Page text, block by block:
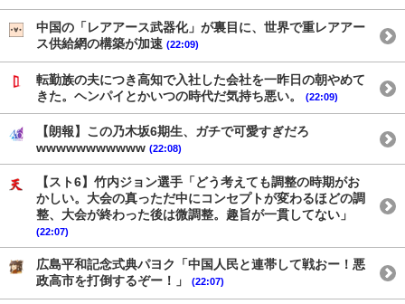
中国の「レアアース武器化」が裏目に、世界で重レアアー
ス供給網の構築が加速 (22:09)
転勤族の夫につき高知で入社した会社を一昨日の朝やめて
きた。ヘンパイとかいつの時代だ気持ち悪い。
(22:09)
【朗報】この乃木坂6期生、ガチで可愛すぎだろ
wwwwwwwwwww (22:08)
【スト6】竹内ジョン選手「どう考えても調整の時期がお
かしい。大会の真っただ中にコンセプトが変わるほどの調
整、大会が終わった後は微調整。趣旨が一貫してない」
(22:07)
広島平和記念式典パヨク「中国人民と連帯して戦おー！悪
政高市を打倒するぞー！」
(22:07)